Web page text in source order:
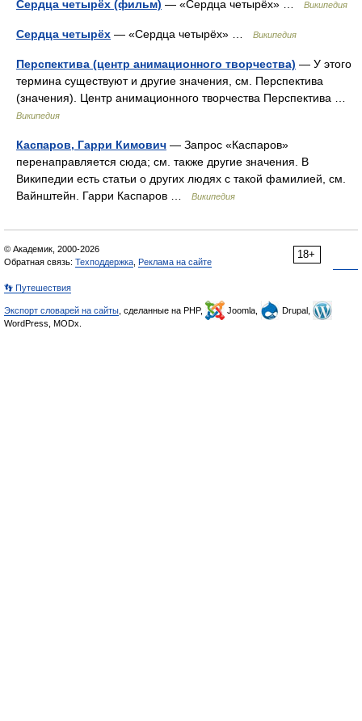
Сердца четырёх (фильм) — «Сердца четырёх» … Википедия
Сердца четырёх — «Сердца четырёх» … Википедия
Перспектива (центр анимационного творчества) — У этого
термина существуют и другие значения, см. Перспектива
(значения). Центр анимационного творчества Перспектива …
Википедия
Каспаров, Гарри Кимович — Запрос «Каспаров»
перенаправляется сюда; см. также другие значения. В
Википедии есть статьи о других людях с такой фамилией, см.
Вайнштейн. Гарри Каспаров …
Википедия
18+
© Академик, 2000-2026
Обратная связь: Техподдержка Реклама на сайте
👣 Путешествия
Экспорт словарей на сайты , сделанные на PHP, Joomla,
Drupal,
WordPress, MODx.